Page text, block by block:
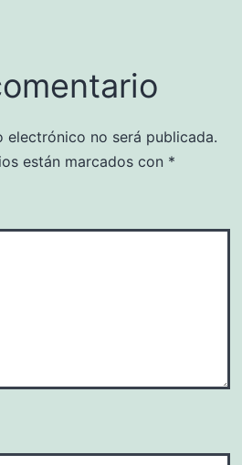
electrónico no será publicada.
están marcados con *